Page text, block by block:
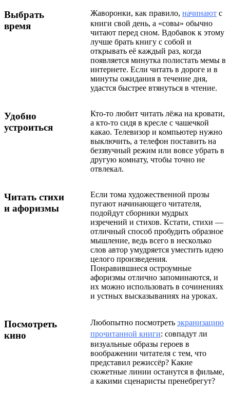
Выбрать
время
Жаворонки, как правило, начинают с
книги свой день, а «совы» обычно
читают перед сном. Вдобавок к этому
лучше брать книгу с собой и
открывать её каждый раз, когда
появляется минутка полистать мемы в
интернете. Если читать в дороге и в
минуты ожидания в течение дня,
удастся быстрее втянуться в чтение.
Удобно
устроиться
Кто-то любит читать лёжа на кровати,
а кто-то сидя в кресле с чашечкой
какао. Телевизор и компьютер нужно
выключить, а телефон поставить на
беззвучный режим или вовсе убрать в
другую комнату, чтобы точно не
отвлекал.
Читать стихи
и афоризмы
Если тома художественной прозы
пугают начинающего читателя,
подойдут сборники мудрых
изречений и стихов. Кстати, стихи —
отличный способ пробудить образное
мышление, ведь всего в несколько
слов автор умудряется уместить идею
целого произведения.
Понравившиеся остроумные
афоризмы отлично запоминаются, и
их можно использовать в сочинениях
и устных высказываниях на уроках.
Посмотреть
кино
Любопытно посмотреть экранизацию
прочитанной книги: совпадут ли
визуальные образы героев в
воображении читателя с тем, что
представил режиссёр? Какие
сюжетные линии останутся в фильме,
а какими сценаристы пренебрегут?